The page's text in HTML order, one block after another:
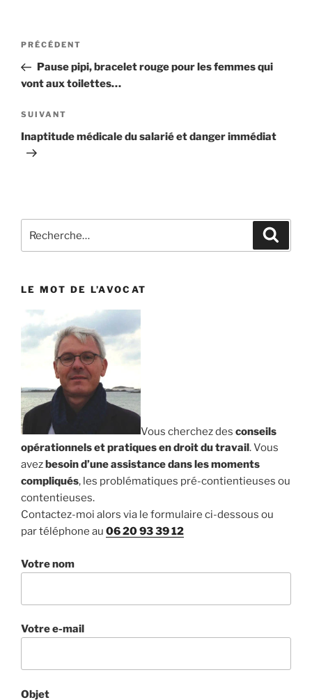
Navigation
l’article
Article
précédent
PRÉCÉDENT
Pause pipi, bracelet rouge pour les femmes qui
vont aux toilettes…
Article
suivant
SUIVANT
Inaptitude médicale du salarié et danger immédiat
pour
LE MOT DE L’AVOCAT
Vous cherchez des conseils
opérationnels et pratiques en droit du travail. Vous
avezbesoin d’une assistance dans les moments
compliqués, les problématiques pré-contientieuses ou
contentieuses.
Contactez-moi alors via le formulaire ci-dessous ou
par téléphone au 06 20 93 39 12
Votre nom
Votre e-mail
Objet